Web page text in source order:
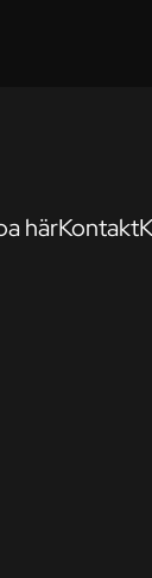
härKontakt